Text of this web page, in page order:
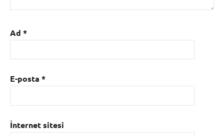
Ad *
E-posta *
İnternet sitesi